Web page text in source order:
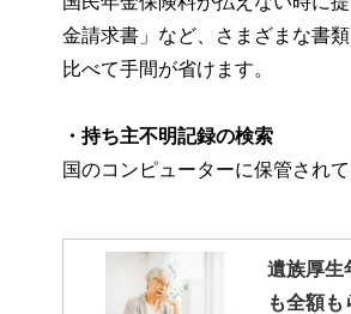
金請求書」など、さまざまな書
比べて手間が省けます。
・持ち主不明記録の検索
国のコンピューターに保管され
遺族厚生
も全額